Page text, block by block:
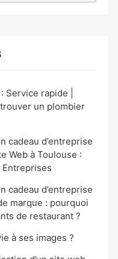
Service rapide |
un plombier
cadeau d’entreprise
Web à Toulouse :
cadeau d’entreprise
marque : pourquoi
de restaurant ?
à ses images ?